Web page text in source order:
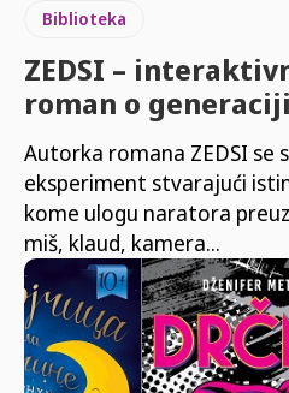
Biblioteka
ZEDSI –
roman o
Autorka romana ZEDSI se
eksperiment stvarajući
kome ulogu naratora
miš, klaud, kamera...